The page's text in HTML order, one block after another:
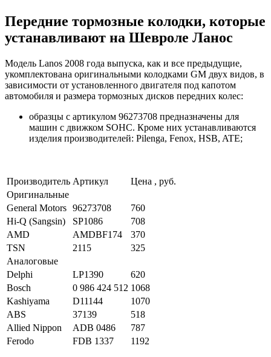
Передние тормозные колодки, которые
устанавливают на Шевроле Ланос
Модель Lanos 2008 года выпуска, как и все предыдущие,
укомплектована оригинальными колодками GM двух видов, в
зависимости от установленного двигателя под капотом
автомобиля и размера тормозных дисков передних колес:
образцы с артикулом 96273708 предназначены для
машин с движком SOHC. Кроме них устанавливаются
изделия производителей: Pilenga, Fenox, HSB, ATE;
Производитель Артикул
Цена , руб.
Оригинальные
General Motors 96273708
760
Hi-Q (Sangsin)
SP1086
708
AMD
AMDBF174
370
TSN
2115
325
Аналоговые
Delphi
LP1390
620
Bosch
0 986 424 512 1068
Kashiyama
D11144
1070
ABS
37139
518
Allied Nippon
ADB 0486
787
Ferodo
FDB 1337 1192